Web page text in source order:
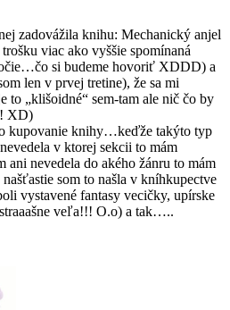
zadovážila knihu: Mechanický anjel
viac ako vyššie spomínaná
si budeme hovoriť XDDD) a
len v prvej tretine), že sa mi
„klišoidné“ sem-tam ale nič čo by
XD)
kupovanie knihy…keďže takýto typ
v ktorej sekcii to mám
nevedela do akého žánru to mám
som to našla v kníhkupectve
vystavené fantasy vecičky, upírske
veľa!!! O.o) a tak…..